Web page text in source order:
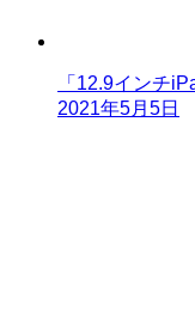
「12.9インチ
2021年5月5日